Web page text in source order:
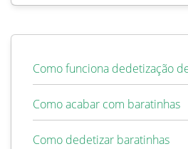
Como funciona dedetização
Como acabar com baratinhas
Como dedetizar baratinhas